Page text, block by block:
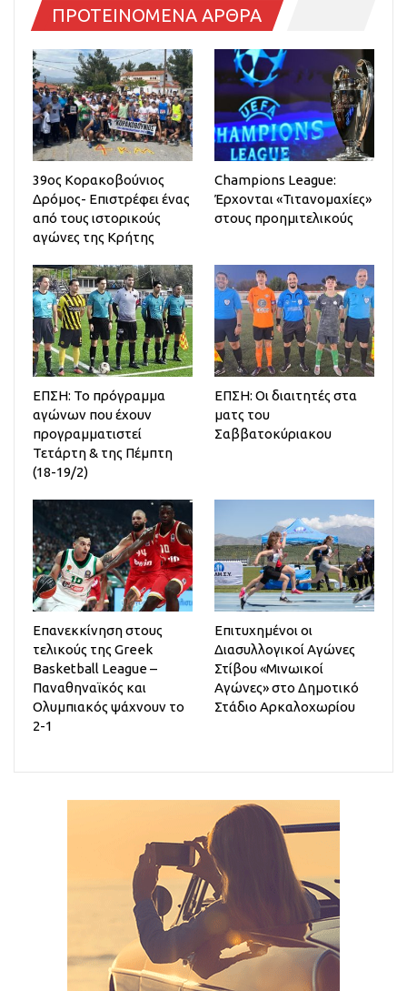
ΠΡΟΤΕΙΝΟΜΕΝΑ ΑΡΘΡΑ
39ος Κορακοβούνιος
Δρόμος- Επιστρέφει ένας
από τους ιστορικούς
αγώνες της Κρήτης
Champions League:
Έρχονται «Τιτανομαχίες»
στους προημιτελικούς
ΕΠΣΗ: Το πρόγραμμα
αγώνων που έχουν
προγραμματιστεί
Τετάρτη & της Πέμπτη
(18-19/2)
ΕΠΣΗ: Οι διαιτητές στα
ματς του
Σαββατοκύριακου
Επανεκκίνηση στους
τελικούς της Greek
Basketball League –
Παναθηναϊκός και
Ολυμπιακός ψάχνουν το
2-1
Επιτυχημένοι οι
Διασυλλογικοί Αγώνες
Στίβου «Μινωικοί
Αγώνες» στο Δημοτικό
Στάδιο Αρκαλοχωρίου